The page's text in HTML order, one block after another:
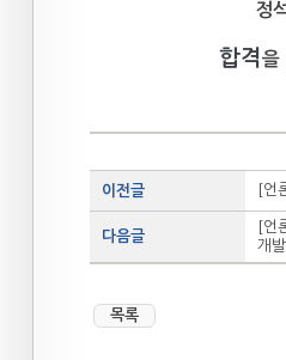
정
합격을
이전글 [언
다음글
[언
개발
목록